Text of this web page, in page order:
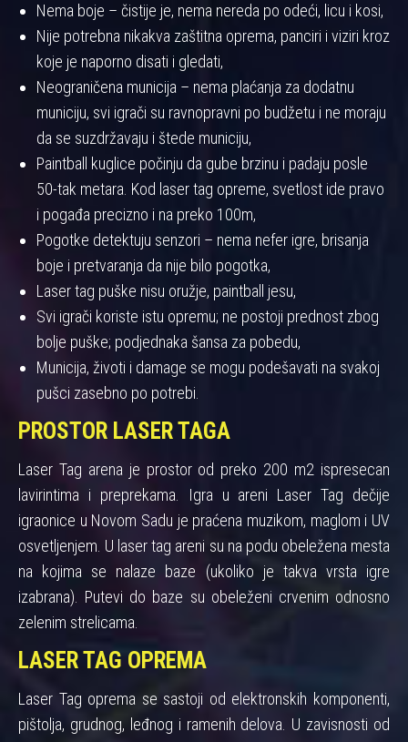
Nema boje – čistije je, nema nereda po odeći, licu i kosi,
Nije potrebna nikakva zaštitna oprema, panciri i viziri kroz
koje je naporno disati i gledati,
Neograničena municija – nema plaćanja za dodatnu
municiju, svi igrači su ravnopravni po budžetu i ne moraju
da se suzdržavaju i štede municiju,
Paintball kuglice počinju da gube brzinu i padaju posle
50-tak metara. Kod laser tag opreme, svetlost ide pravo
i pogađa precizno i na preko 100m,
Pogotke detektuju senzori – nema nefer igre, brisanja
boje i pretvaranja da nije bilo pogotka,
Laser tag puške nisu oružje, paintball jesu,
Svi igrači koriste istu opremu; ne postoji prednost zbog
bolje puške; podjednaka šansa za pobedu,
Municija, životi i damage se mogu podešavati na svakoj
pušci zasebno po potrebi.
PROSTOR LASER TAGA
Laser Tag arena je prostor od preko 200 m2 ispresecan
lavirintima i preprekama. Igra u areni Laser Tag dečije
igraonice u Novom Sadu je praćena muzikom, maglom i UV
osvetljenjem. U laser tag areni su na podu obeležena mesta
na kojima se nalaze baze (ukoliko je takva vrsta igre
izabrana). Putevi do baze su obeleženi crvenim odnosno
zelenim strelicama.
LASER TAG OPREMA
Laser Tag oprema se sastoji od elektronskih komponenti,
pištolja, grudnog, leđnog i ramenih delova. U zavisnosti od